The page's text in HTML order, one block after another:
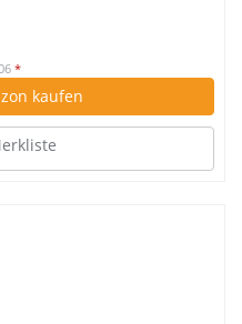
*
kaufen